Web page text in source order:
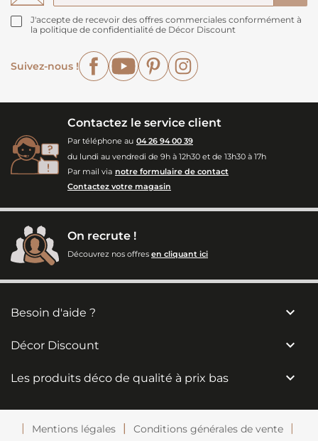
J'accepte de recevoir des offres commerciales conformément à
la politique de confidentialité de Décor Discount
Suivez-nous !
FacebookYouTubePinterest
Contactez le service client
Par téléphone au 04 26 94 00 39
du lundi au vendredi de 9h à 12h30 et de 13h30 à 17h
Par mail via notre formulaire de contact
Contactez votre magasin
On recrute !
Découvrez nos offres en cliquant ici
Besoin d'aide ? 
Décor Discount 
Les produits déco de qualité à prix bas 
Mentions légales Conditions générales de vente